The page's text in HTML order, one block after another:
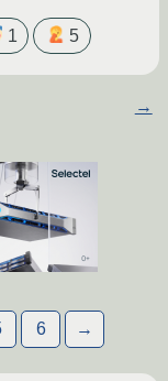
1 5
→
6 →